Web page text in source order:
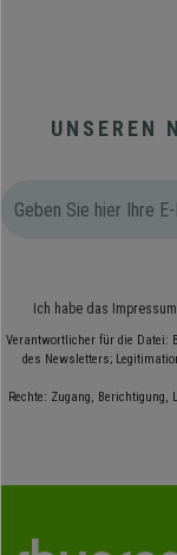
UNSEREN
Ich habe das Impressum
Verantwortlicher für die Datei:
des Newsletters;
Rechte: Zugang,